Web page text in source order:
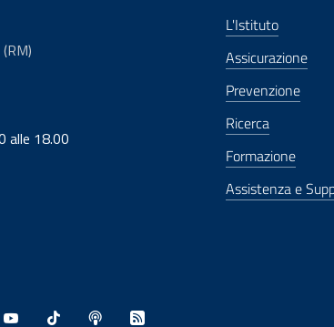
alle 18.00
L'Istituto
Assicurazione
Prevenzione
Ricerca
Formazione
Assistenza e